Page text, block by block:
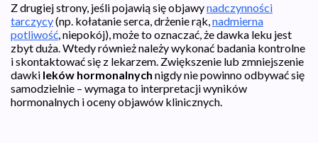
Z drugiej strony, jeśli pojawią się objawynadczynności
tarczycy(np. kołatanie serca, drżenie rąk,nadmierna
potliwość, niepokój), może to oznaczać, że dawka leku jest
zbyt duża. Wtedy również należy wykonać badania kontrolne
i skontaktować się z lekarzem. Zwiększenie lub zmniejszenie
dawki leków hormonalnych nigdy nie powinno odbywać się
samodzielnie – wymaga to interpretacji wyników
hormonalnych i oceny objawów klinicznych.